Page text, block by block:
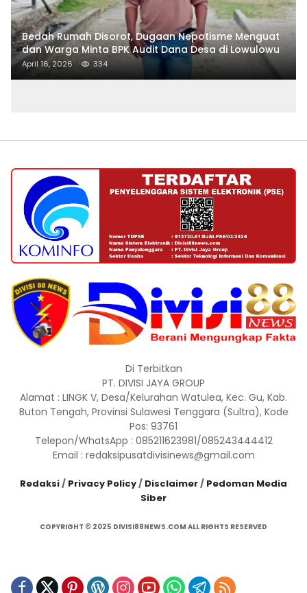
Bedah Rumah Disorot, Dugaan Nepotisme Menguat
dan Warga Minta BPK Audit Dana Desa di Lowulowu
April 16, 2026 334
Di Terbitkan
PT. DIVISI JAYA GROUP
Alamat : LINGK V, Desa/Kelurahan Watulea, Kec. Gu, Kab.
Buton Tengah, Provinsi Sulawesi Tenggara (Sultra), Kode
Pos: 93761
Telepon/WhatsApp : 085211623981/085243444412
Email : redaksipusatdivisinews@gmail.com
Redaksi/ Privacy Policy/ Disclaimer/ Pedoman Media
Siber
COPYRIGHT © 2025 DIVISI88NEWS.COM ALL RIGHTS RESERVED